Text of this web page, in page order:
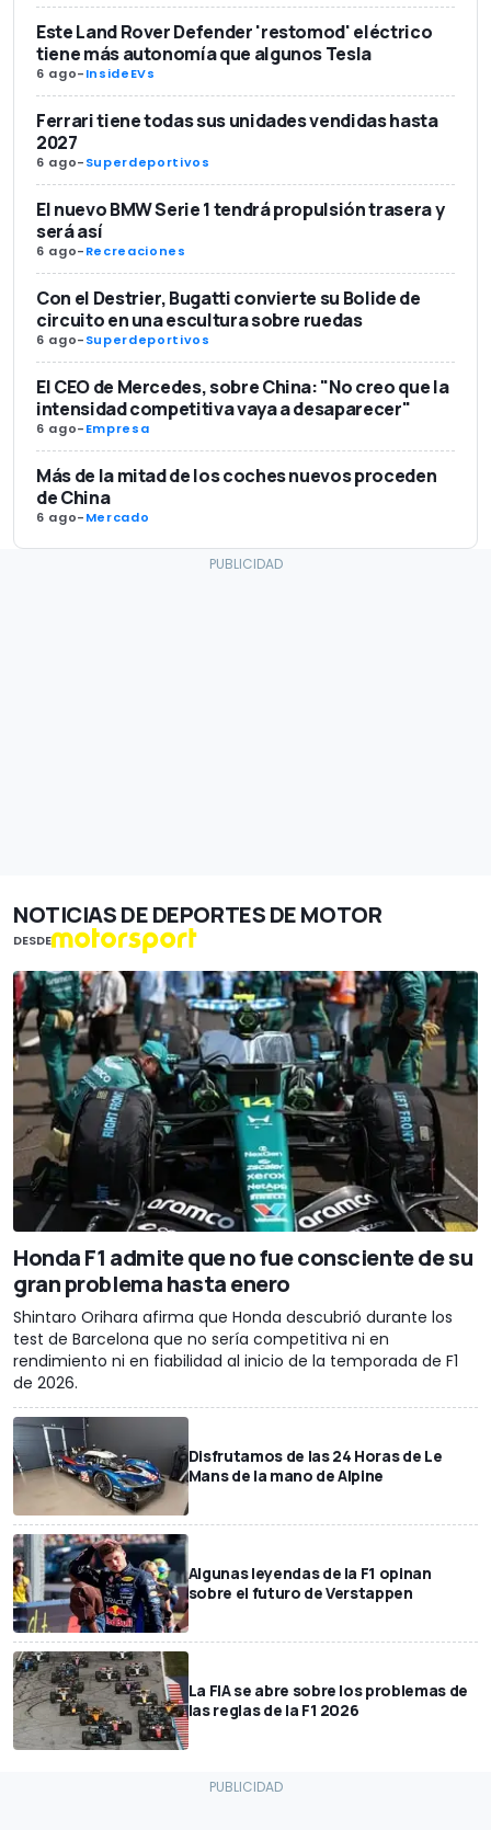
Este Land Rover Defender 'restomod' eléctrico
tiene más autonomía que algunos Tesla
6 ago-InsideEVs
Ferrari tiene todas sus unidades vendidas hasta
2027
6 ago-Superdeportivos
El nuevo BMW Serie 1 tendrá propulsión trasera y
será así
6 ago-Recreaciones
Con el Destrier, Bugatti convierte su Bolide de
circuito en una escultura sobre ruedas
6 ago-Superdeportivos
El CEO de Mercedes, sobre China: "No creo que la
intensidad competitiva vaya a desaparecer"
6 ago-Empresa
Más de la mitad de los coches nuevos proceden
de China
6 ago-Mercado
NOTICIAS DE DEPORTES DE MOTOR
DESDE
Honda F1 admite que no fue consciente de su
gran problema hasta enero
Shintaro Orihara afirma que Honda descubrió durante los
test de Barcelona que no sería competitiva ni en
rendimiento ni en fiabilidad al inicio de la temporada de F1
de 2026.
Disfrutamos de las 24 Horas de Le
Mans de la mano de Alpine
Algunas leyendas de la F1 opinan
sobre el futuro de Verstappen
La FIA se abre sobre los problemas de
las reglas de la F1 2026